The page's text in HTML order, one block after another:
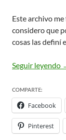
Este archivo
considero que
cosas las definí
Seguir leyendo
COMPARTE:
Facebook
Pinterest